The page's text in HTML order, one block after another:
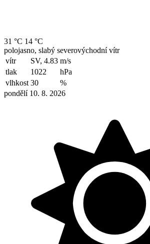
31 °C 14 °C
polojasno, slabý severovýchodní vítr
vítr
SV, 4.83 m/s
tlak
1022
hPa
vlhkost 30
%
pondělí 10. 8. 2026